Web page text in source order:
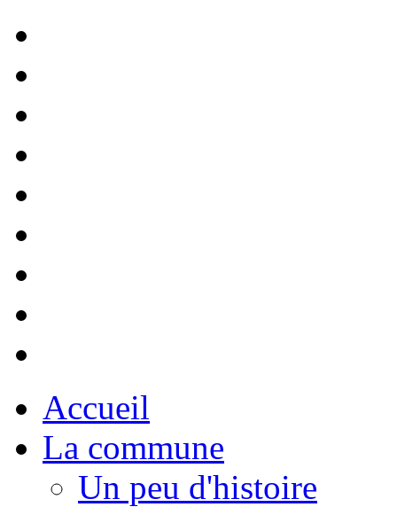
Accueil
La commune
Un peu d'histoire